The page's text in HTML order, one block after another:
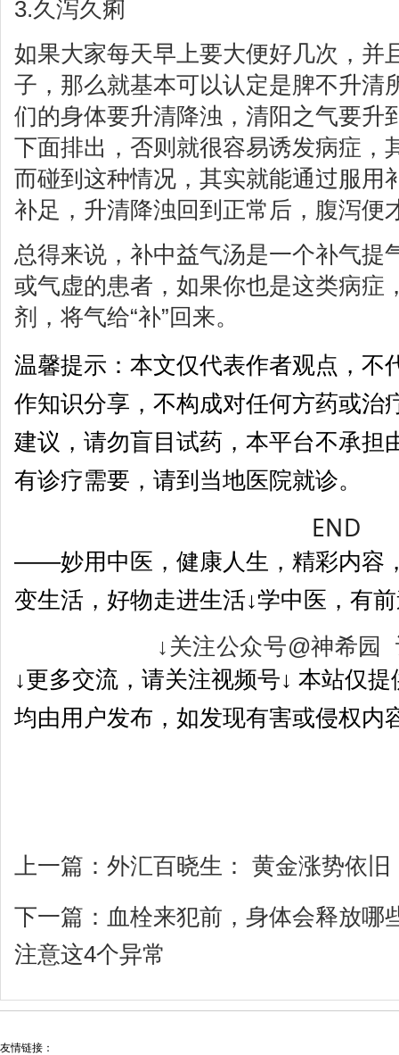
3.久泻久痢
如果大家每天早上要大便好几次，并
子，那么就基本可以认定是脾不升清
们的身体要升清降浊，清阳之气要升
下面排出，否则就很容易诱发病症，
而碰到这种情况，其实就能通过服用
补足，升清降浊回到正常后，腹泻便
总得来说，补中益气汤是一个补气提
或气虚的患者，如果你也是这类病症
剂，将气给“补”回来。
温馨提示：本文仅代表作者观点，不
作知识分享，不构成对任何方药或治
建议，请勿盲目试药，本平台不承担
有诊疗需要，请到当地医院就诊。
END
——妙用中医，健康人生，精彩内容
变生活，好物走进生活↓学中医，有
↓关注公众号@神希园
↓更多交流，请关注视频号↓ 本站仅
均由用户发布，如发现有害或侵权内
上一篇： 外汇百晓生： 黄金涨势依
下一篇： 血栓来犯前，身体会释放哪
注意这4个异常
友情链接：